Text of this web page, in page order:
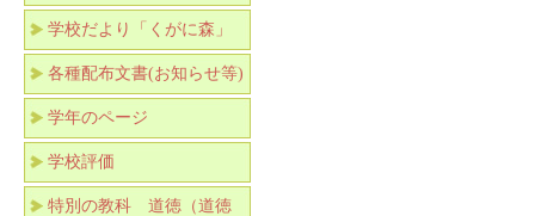
学校だより「くがに森」
各種配布文書(お知らせ等)
学年のページ
学校評価
特別の教科 道徳（道徳